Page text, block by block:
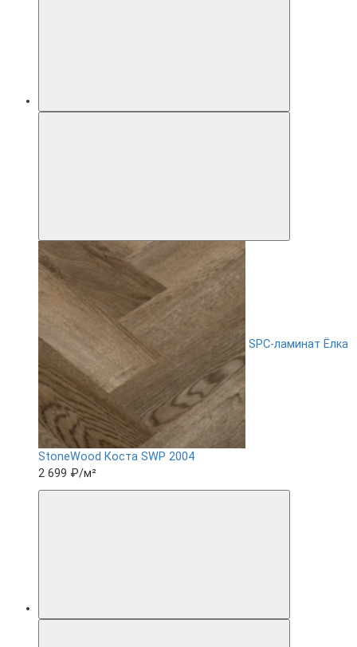
SPC-ламинат Ëлка
StoneWood Коста SWP 2004
2 699 ₽/м²